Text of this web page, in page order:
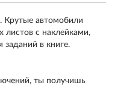
Крутые автомобили
листов с наклейками,
в книге.
ты получишь